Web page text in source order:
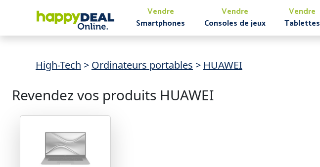
Vendre
Smartphones
Vendre
Consoles de jeux
Vendre
Tablettes
High-Tech > Ordinateurs portables > HUAWEI
Revendez vos produits HUAWEI